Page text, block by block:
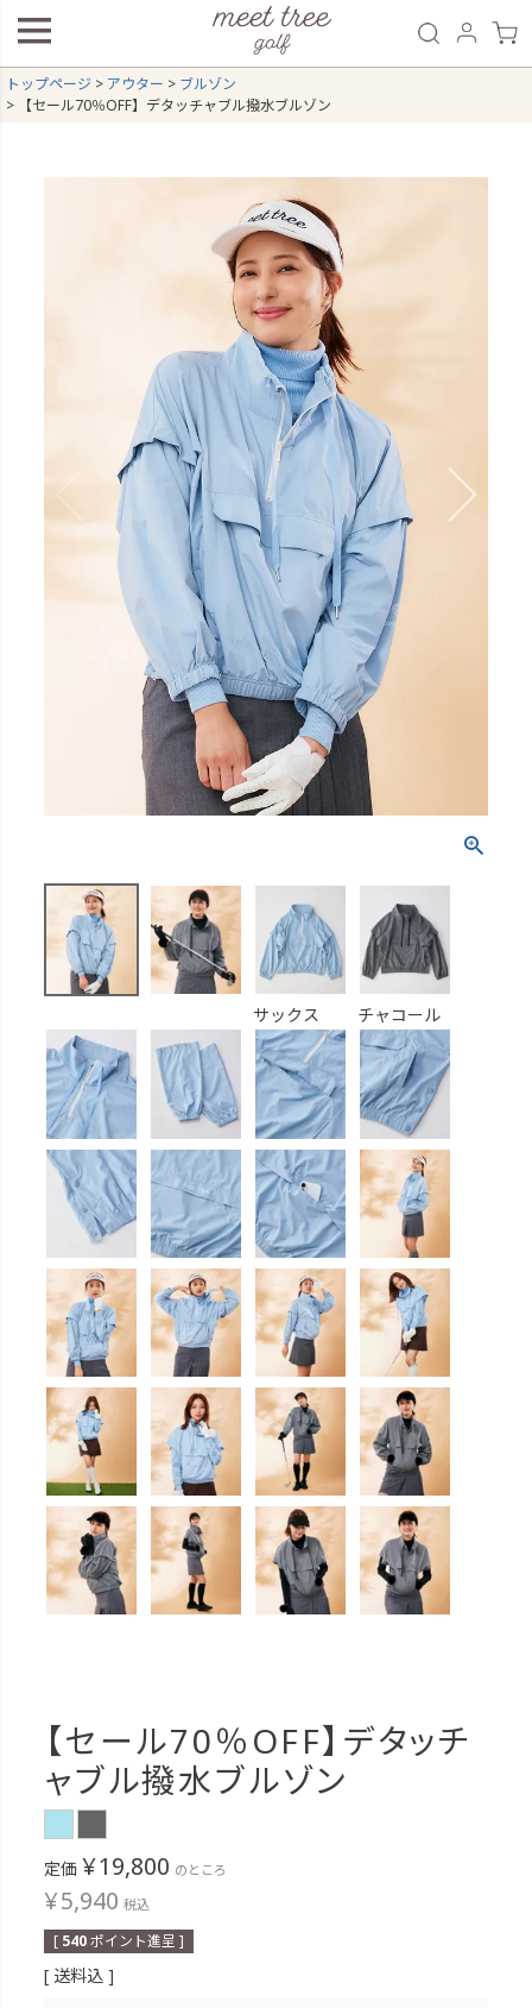
トップページ アウター
ブルゾン
【セール70％OFF】デタッチャブル撥水ブルゾン
サックス チャコール
【セール70％OFF】デタッチ
ャブル撥水ブルゾン
定価 ¥19,800 のところ
¥5,940 税込
[ 540ポイント進呈 ]
送料込